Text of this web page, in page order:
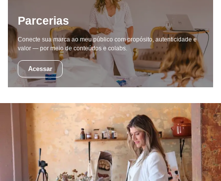
Parcerias
Conecte sua marca ao meu público com propósito, autenticidade e
valor — por meio de conteúdos e colabs.
Acessar